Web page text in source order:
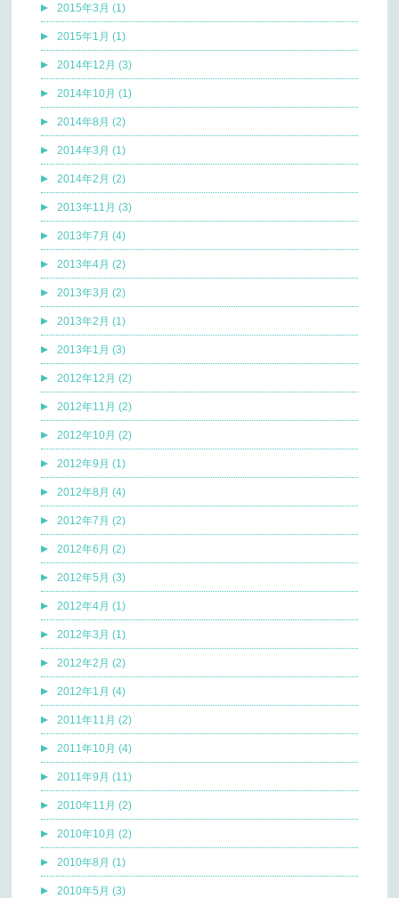
2015年3月 (1)
2015年1月 (1)
2014年12月 (3)
2014年10月 (1)
2014年8月 (2)
2014年3月 (1)
2014年2月 (2)
2013年11月 (3)
2013年7月 (4)
2013年4月 (2)
2013年3月 (2)
2013年2月 (1)
2013年1月 (3)
2012年12月 (2)
2012年11月 (2)
2012年10月 (2)
2012年9月 (1)
2012年8月 (4)
2012年7月 (2)
2012年6月 (2)
2012年5月 (3)
2012年4月 (1)
2012年3月 (1)
2012年2月 (2)
2012年1月 (4)
2011年11月 (2)
2011年10月 (4)
2011年9月 (11)
2010年11月 (2)
2010年10月 (2)
2010年8月 (1)
2010年5月 (3)